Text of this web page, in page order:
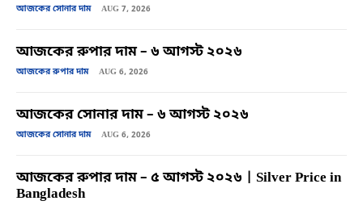
আজকের সোনার দাম AUG 7, 2026
আজকের রুপার দাম – ৬ আগস্ট ২০২৬
আজকের রুপার দাম AUG 6, 2026
আজকের সোনার দাম – ৬ আগস্ট ২০২৬
আজকের সোনার দাম AUG 6, 2026
আজকের রুপার দাম – ৫ আগস্ট ২০২৬ | Silver Price in
Bangladesh